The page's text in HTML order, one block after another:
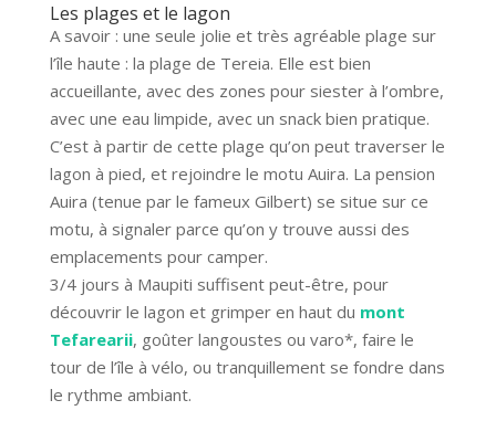
Les plages et le lagon
A savoir : une seule jolie et très agréable plage sur
l’île haute : la plage de Tereia. Elle est bien
accueillante, avec des zones pour siester à l’ombre,
avec une eau limpide, avec un snack bien pratique.
C’est à partir de cette plage qu’on peut traverser le
lagon à pied, et rejoindre le motu Auira. La pension
Auira (tenue par le fameux Gilbert) se situe sur ce
motu, à signaler parce qu’on y trouve aussi des
emplacements pour camper.
3/4 jours à Maupiti suffisent peut-être, pour
découvrir le lagon et grimper en haut du mont
Tefarearii, goûter langoustes ou varo*, faire le
tour de l’île à vélo, ou tranquillement se fondre dans
le rythme ambiant.